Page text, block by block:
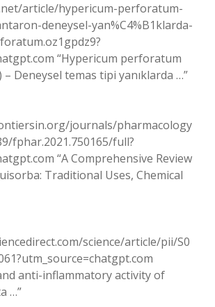
article/hypericum-perforatum-
deneysel-yan%C4%B1klarda-
“Hypericum perforatum
– Deneysel temas tipi yanıklarda …”
journals/pharmacology
fphar.2021.750165/full?
“A Comprehensive Review
Traditional Uses, Chemical
science/article/pii/S0
anti-inflammatory activity of
…”